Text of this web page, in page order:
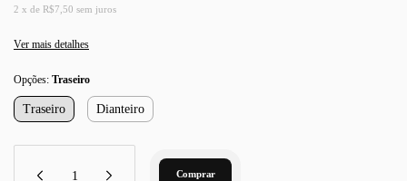
2 x de R$7,50 sem juros
Ver mais detalhes
Opções: Traseiro
Traseiro Dianteiro